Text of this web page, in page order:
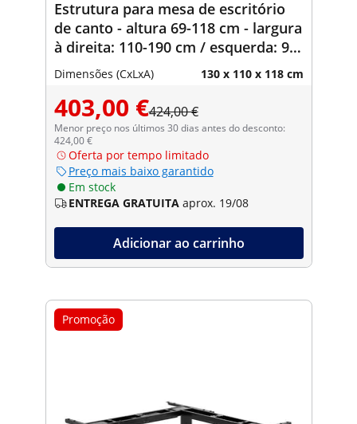
Estrutura para mesa de escritório
de canto - altura 69-118 cm - largura
à direita: 110-190 cm / esquerda: 90-
150 cm - ângulo 90° - 150 kg
Dimensões (CxLxA) 130 x 110 x 118 cm
403,00 €424,00 €
Menor preço nos últimos 30 dias antes do desconto:
424,00 €
Oferta por tempo limitado
Preço mais baixo garantido
Em stock
ENTREGA GRATUITA aprox. 19/08
Adicionar ao carrinho
Promoção